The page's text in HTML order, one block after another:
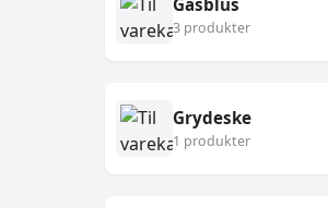
3 produkter
Grydeske
1 produkter